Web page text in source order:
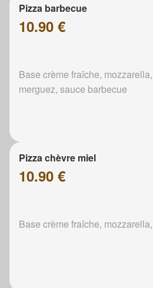
Pizza barbecue
10.90 €
Base crème fraîche,
merguez, sauce barbecue
Pizza chèvre miel
10.90 €
Base crème fraîche,